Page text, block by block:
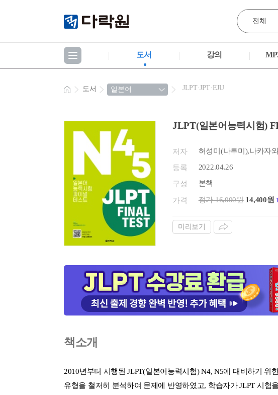
도서 강의
도서 JLPT·JPT·EJU
JLPT(일본어능력시험)
저자 허성미(나루미),나카자와
등록 2022.04.26
구성 본책
가격 정가 16,000원 14,400원
미리보기
책소개
2010년부터 시행된 JLPT(일본어능력시험) N4, N5에 대비하기 위
유형을 철저히 분석하여 문제에 반영하였고, 학습자가 JLPT 시험